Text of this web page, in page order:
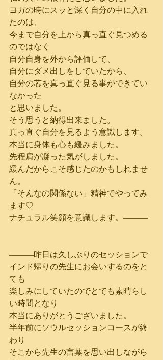
ヨガの時にスッと深く自分の中に入れ
たのは、
今まで自分を上から真っ直ぐ見つめる
のではなく
自分自身を外から評価して、
自分にダメ出しをしていたから、
自分の芯を真っ直ぐ見る事ができてい
なかった
と思いました。
そう思うと納得出来ました。
真っ直ぐ自分を見るよう意識します。
本当に身体も心も緩みました。
先程肩が凝った気がしました。
緩んだからこそ感じたのかもしれませ
ん。
「そんなの関係ない」精神でやってみ
ます♡
ナチュラル笑顔を意識します。―――
―――昨日は久しぶりのセッションで
インド帰りの先生にお会いするのをと
ても
楽しみにしていたのでとても素晴らし
い時間となり
本当にありがとうございました。
半年前にソウルセッションコースが終
わり
そこから先生の言葉を思い出しながら